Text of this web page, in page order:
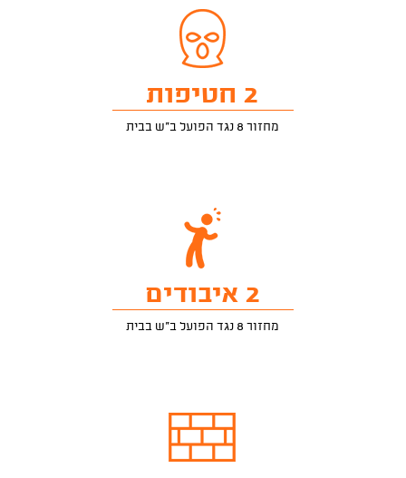
2 חטיפות
מחזור 8 נגד הפועל ב"ש בבית
2 איבודים
מחזור 8 נגד הפועל ב"ש בבית